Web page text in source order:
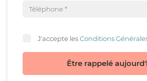
J'accepte lesConditions
Être rappelé